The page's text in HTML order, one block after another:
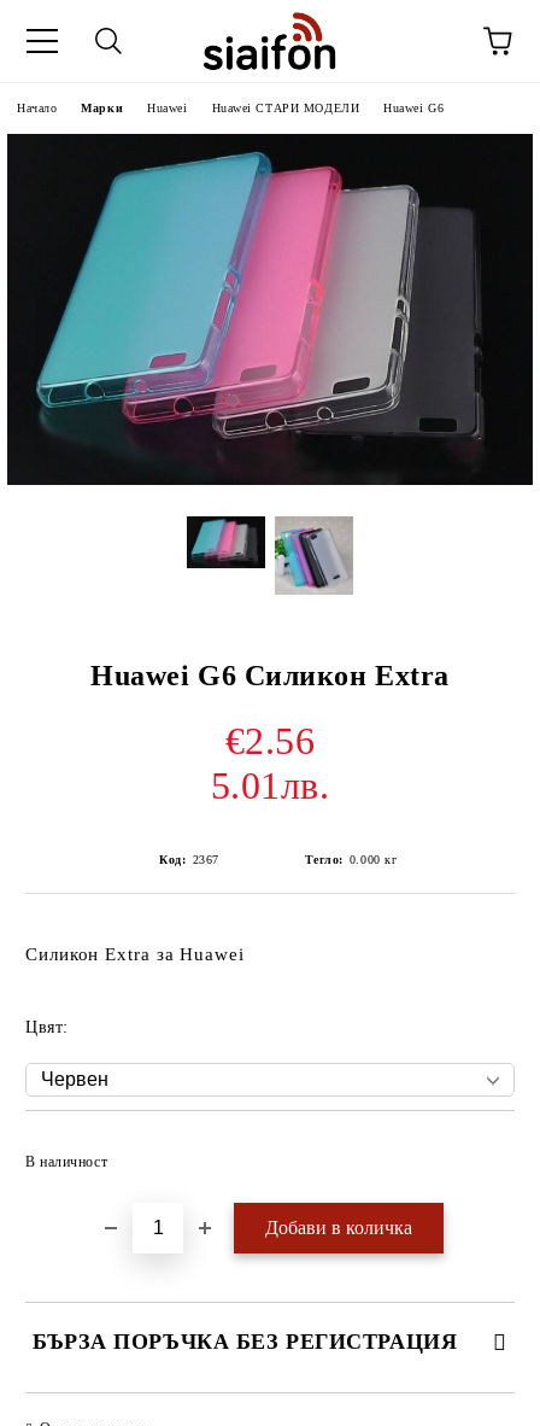
Начало Марки Huawei Huawei СТАРИ МОДЕЛИ Huawei G6
Huawei G6 Силикон Extra
€2.56
5.01лв.
Код: 2367 Тегло: 0.000 кг
Силикон Extra за Huawei
Цвят:
В наличност
БЪРЗА ПОРЪЧКА БЕЗ РЕГИСТРАЦИЯ